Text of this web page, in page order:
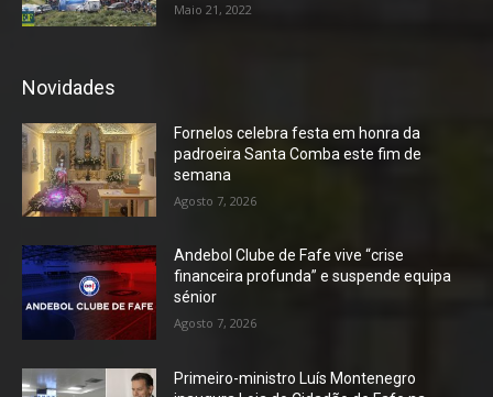
Maio 21, 2022
Novidades
Fornelos celebra festa em honra da
padroeira Santa Comba este fim de
semana
Agosto 7, 2026
Andebol Clube de Fafe vive “crise
financeira profunda” e suspende equipa
sénior
Agosto 7, 2026
Primeiro-ministro Luís Montenegro